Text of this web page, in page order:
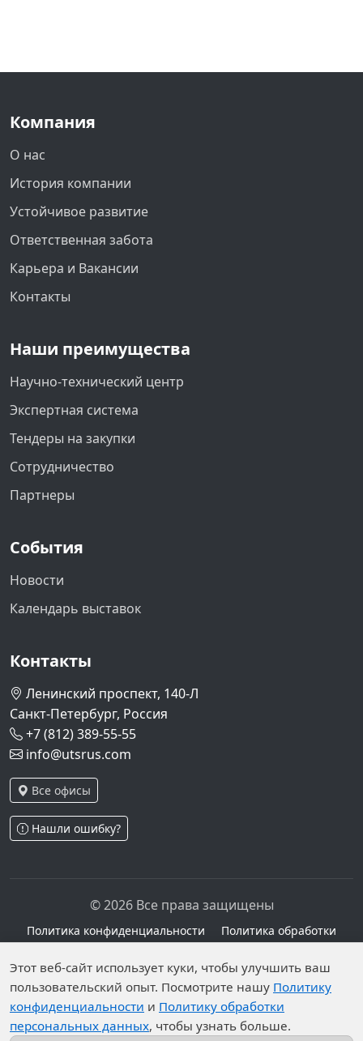
Компания
О нас
История компании
Устойчивое развитие
Ответственная забота
Карьера и Вакансии
Контакты
Наши преимущества
Научно-технический центр
Экспертная система
Тендеры на закупки
Сотрудничество
Партнеры
События
Новости
Календарь выставок
Контакты
Ленинский проспект, 140-Л
Санкт-Петербург, Россия
+7 (812) 389-55-55
info@utsrus.com
Все офисы
Нашли ошибку?
© 2026 Все права защищены
Политика конфиденциальности
Политика обработки
Персональные данные опубликованы на сайте при
наличии правовых оснований в соответствии с ч.1
ст.6 и ст.10.1 152-ФЗ. Субъектами установлены
запреты на обработку неограниченных кругом лиц
Этот веб-сайт использует куки, чтобы улучшить ваш
пользовательский опыт. Посмотрите нашу Политику
конфиденциальности и Политику обработки
персональных данных, чтобы узнать больше.